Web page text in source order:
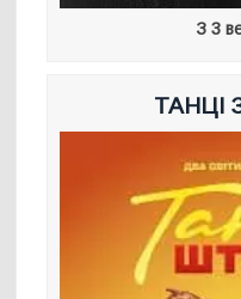
З 3
ТАНЦІ